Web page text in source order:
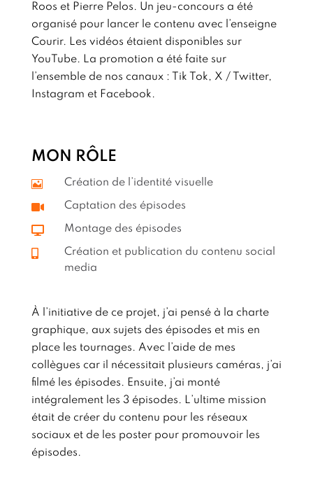
Roos et Pierre Pelos. Un jeu-concours a été
organisé pour lancer le contenu avec l’enseigne
Courir. Les vidéos étaient disponibles sur
YouTube. La promotion a été faite sur
l’ensemble de nos canaux : Tik Tok, X / Twitter,
Instagram et Facebook.
MON RÔLE
 Création de l’identité visuelle
 Captation des épisodes
 Montage des épisodes
Création et publication du contenu social
media
À l’initiative de ce projet, j’ai pensé à la charte
graphique, aux sujets des épisodes et mis en
place les tournages. Avec l’aide de mes
collègues car il nécessitait plusieurs caméras, j’ai
filmé les épisodes. Ensuite, j’ai monté
intégralement les 3 épisodes. L’ultime mission
était de créer du contenu pour les réseaux
sociaux et de les poster pour promouvoir les
épisodes.